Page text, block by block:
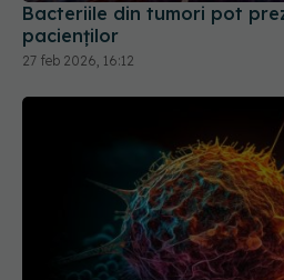
Bacteriile din tumori pot
pacienților
27 feb 2026, 16:12